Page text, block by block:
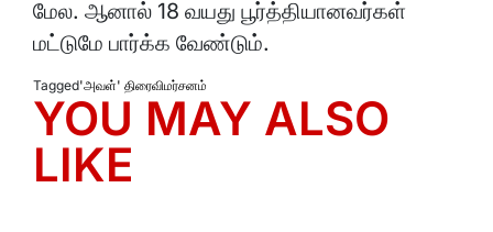
மேல. ஆனால் 18 வயது பூர்த்தியானவர்கள்
மட்டுமே பார்க்க வேண்டும்.
Tagged'அவள்' திரைவிமர்சனம்
YOU MAY ALSO
LIKE